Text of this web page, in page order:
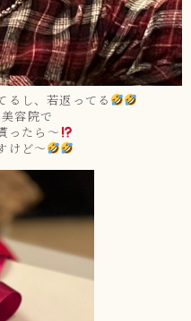
るし、若返ってる
容院で
ったら〜
けど～